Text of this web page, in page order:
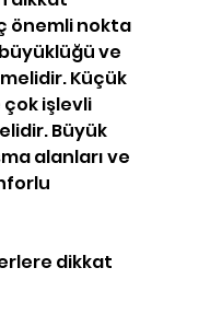
önemli nokta
ve
Küçük
işlevli
Büyük
alanları ve
dikkat